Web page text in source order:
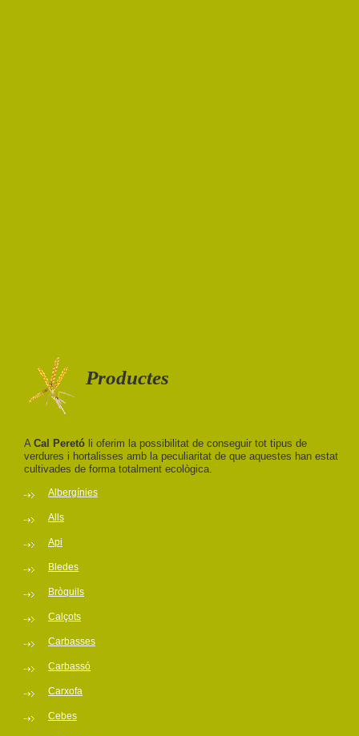
Productes
A Cal Peretó li oferim la possibilitat de conseguir tot tipus de
verdures i hortalisses amb la peculiaritat de que aquestes han estat
cultivades de forma totalment ecològica.
Albergínies
Alls
Api
Bledes
Bròquils
Calçots
Carbasses
Carbassó
Carxofa
Cebes